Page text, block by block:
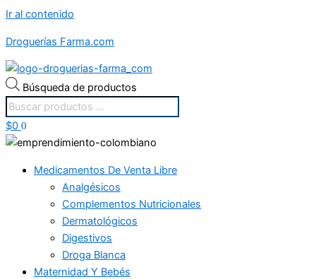
Ir al contenido
Droguerías Farma.com
Búsqueda de productos
$0 0
Medicamentos De Venta Libre
Analgésicos
Complementos Nutricionales
Dermatológicos
Digestivos
Droga Blanca
Maternidad Y Bebés